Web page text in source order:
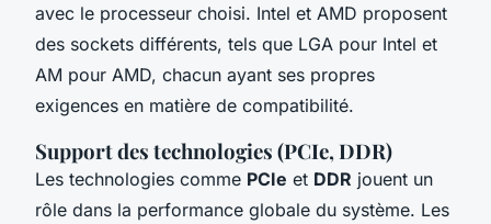
avec le processeur choisi. Intel et AMD proposent
des sockets différents, tels que LGA pour Intel et
AM pour AMD, chacun ayant ses propres
exigences en matière de compatibilité.
Support des technologies (PCIe, DDR)
Les technologies comme PCIe et DDR jouent un
rôle dans la performance globale du système. Les